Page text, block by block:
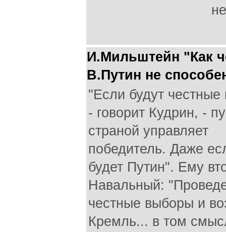
И.Мильштейн "Как
В.Путин не
"Если будут
- говорит Кудрин, -
страной управляет
победитель. Даже
будет Путин". Ему
Навальный:
честные выборы и
Кремль... в том